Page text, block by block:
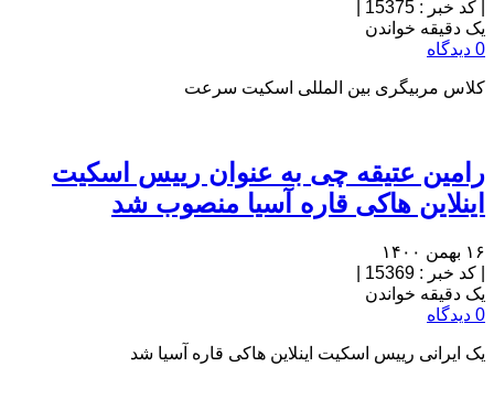
کد خبر : 15375
یک دقیقه خواندن
0 دیدگاه
کلاس مربیگری بین المللی اسکیت سرعت
رامین عتیقه چی به عنوان رییس اسکیت
اینلاین هاکی قاره آسیا منصوب شد
۱۶ بهمن ۱۴۰۰
کد خبر : 15369
یک دقیقه خواندن
0 دیدگاه
یک ایرانی رییس اسکیت اینلاین هاکی قاره آسیا شد